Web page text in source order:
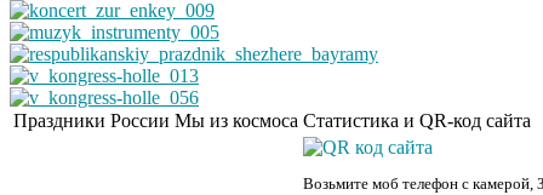
Праздники России Мы из космоса Статистика и QR-код сайта
Возьмите моб телефон с камерой,